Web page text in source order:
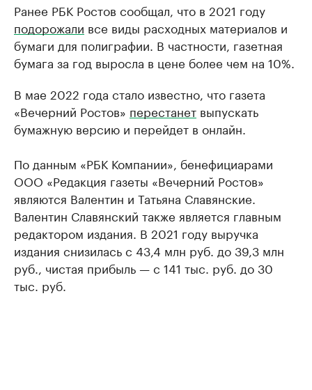
Ранее РБК Ростов сообщал, что в 2021 году
подорожали все виды расходных материалов и
бумаги для полиграфии. В частности, газетная
бумага за год выросла в цене более чем на 10%.
В мае 2022 года стало известно, что газета
«Вечерний Ростов» перестанет выпускать
бумажную версию и перейдет в онлайн.
По данным «РБК Компании», бенефициарами
ООО «Редакция газеты «Вечерний Ростов»
являются Валентин и Татьяна Славянские.
Валентин Славянский также является главным
редактором издания. В 2021 году выручка
издания снизилась с 43,4 млн руб. до 39,3 млн
руб., чистая прибыль — с 141 тыс. руб. до 30
тыс. руб.